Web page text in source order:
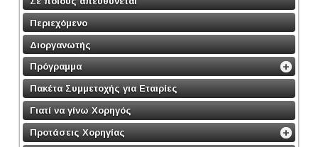
Περιεχόμενο
Διοργανωτής
Πρόγραμμα
Πακέτα Συμμετοχής για Εταιρίες
Γιατί να γίνω Χορηγός
Προτάσεις Χορηγίας